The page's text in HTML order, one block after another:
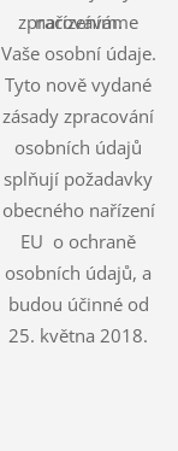
nařízením.
zpracováváme
Vaše osobní údaje.
Tyto nově vydané
zásady zpracování
osobních údajů
splňují požadavky
obecného nařízení
EU o ochraně
osobních údajů, a
budou účinné od
25. května 2018.